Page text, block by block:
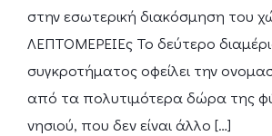
στην εσωτερική διακόσμηση του
ΛΕΠΤΟΜΕΡΕΙΕς Το δεύτερο
συγκροτήματος οφείλει την
από τα πολυτιμότερα δώρα της
νησιού, που δεν είναι άλλο […]